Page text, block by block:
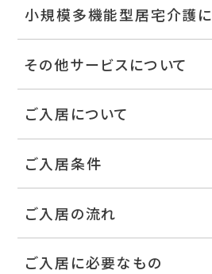
小規模多機能型居宅介護
その他サービスについて
ご入居について
ご入居条件
ご入居の流れ
ご入居に必要なもの